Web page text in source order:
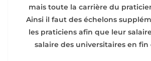
mais toute la carrière du
Ainsi il faut des échelons
les praticiens afin que leur
salaire des universitaires en fin